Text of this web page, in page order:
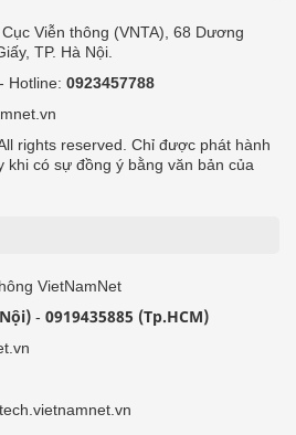
Viễn thông (VNTA), 68 Dương
TP. Hà Nội.
- Hotline: 0923457788
rights reserved. Chỉ được phát hành
khi có sự đồng ý bằng văn bản của
VietNamNet
- 0919435885 (Tp.HCM)